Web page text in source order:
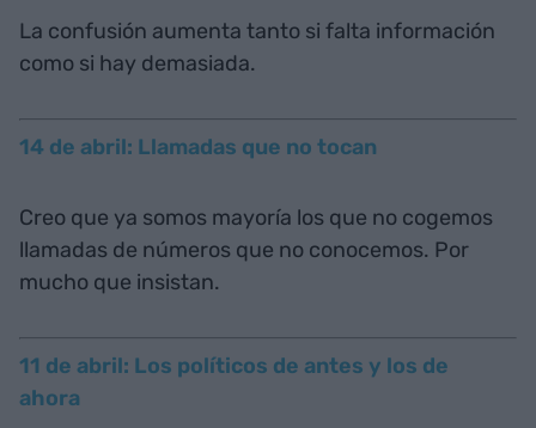
La confusión aumenta tanto si falta información
como si hay demasiada.
14 de abril: Llamadas que no tocan
Creo que ya somos mayoría los que no cogemos
llamadas de números que no conocemos. Por
mucho que insistan.
11 de abril: Los políticos de antes y los de
ahora